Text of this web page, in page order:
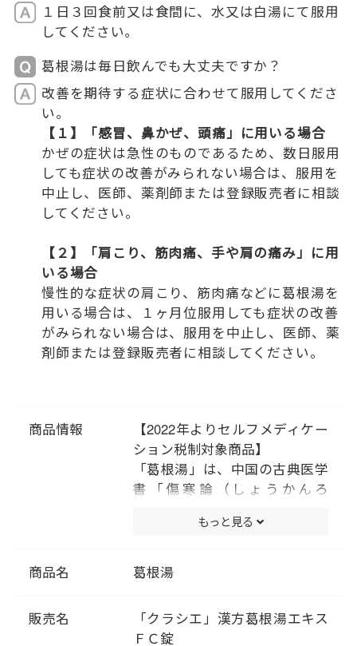
１日３回食前又は食間に、水又は白湯にて服用
してください｡
葛根湯は毎日飲んでも大丈夫ですか？
改善を期待する症状に合わせて服用してくださ
い。
【１】「感冒、鼻かぜ、頭痛」に用いる場合
かぜの症状は急性のものであるため、数日服用
しても症状の改善がみられない場合は、服用を
中止し、医師、薬剤師または登録販売者に相談
してください。
【２】「肩こり、筋肉痛、手や肩の痛み」に用
いる場合
慢性的な症状の肩こり、筋肉痛などに葛根湯を
用いる場合は、１ヶ月位服用しても症状の改善
がみられない場合は、服用を中止し、医師、薬
剤師または登録販売者に相談してください。
商品情報
【2022年よりセルフメディケー
ション税制対象商品】
「葛根湯」は、中国の古典医学
書「傷寒論（しょうかんろ
りゃく）」に記載されている薬
果があります。
かぜの治療方針を決めます。は
じめに背中がゾクゾクッとする
もっと見る
商品名 葛根湯
販売名
「クラシエ」漢方葛根湯エキス
ＦＣ錠